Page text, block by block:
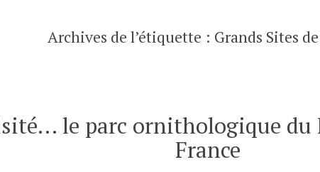
Archives de l’étiquette : Grands Sites
le parc ornithologique du
France